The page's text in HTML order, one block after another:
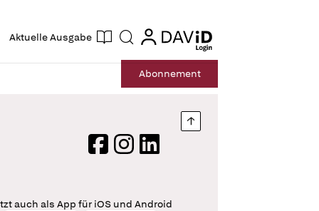
Aktuelle Ausgabe Suche login
login
Abonnement
Nach oben springen
FacebookInstagram
LinkedIn
auch als App für iOS und Android